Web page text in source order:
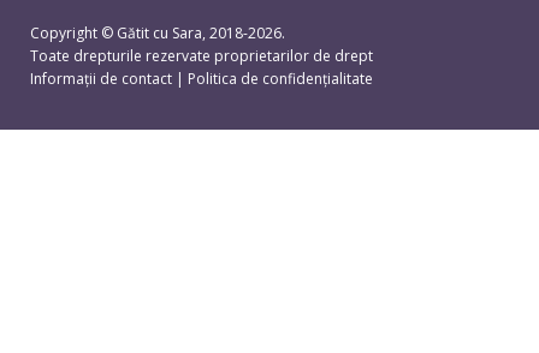
Copyright © Gătit cu Sara, 2018-2026.
Toate drepturile rezervate proprietarilor de drept
Informații de contact | Politica de confidențialitate